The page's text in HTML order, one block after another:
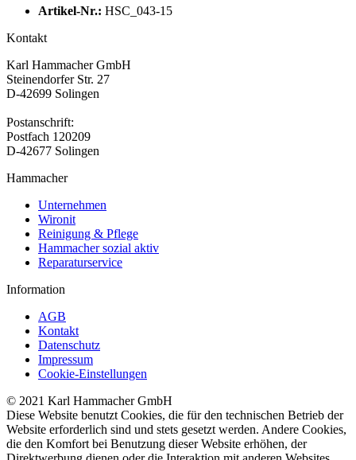
Artikel-Nr.: HSC_043-15
Kontakt
Karl Hammacher GmbH
Steinendorfer Str. 27
D-42699 Solingen
Postanschrift:
Postfach 120209
D-42677 Solingen
Hammacher
Unternehmen
Wironit
Reinigung & Pflege
Hammacher sozial aktiv
Reparaturservice
Information
AGB
Kontakt
Datenschutz
Impressum
Cookie-Einstellungen
© 2021 Karl Hammacher GmbH
Diese Website benutzt Cookies, die für den technischen Betrieb der
Website erforderlich sind und stets gesetzt werden. Andere Cookies,
die den Komfort bei Benutzung dieser Website erhöhen, der